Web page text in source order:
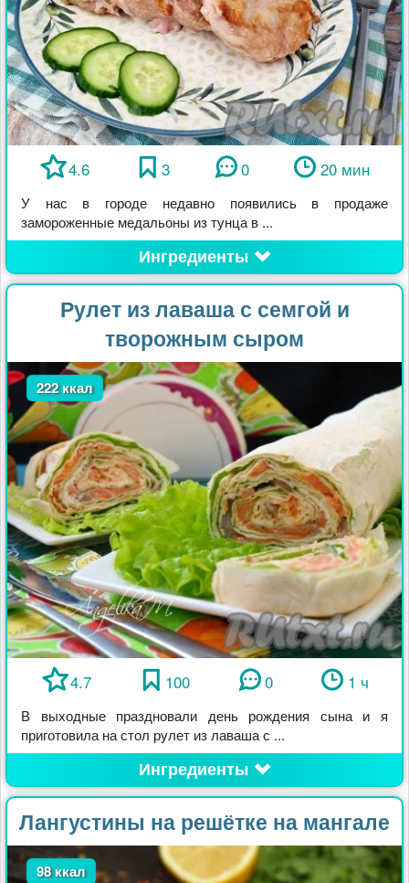
4.6 3 0 20 мин
У нас в городе недавно появились в продаже
замороженные медальоны из тунца в ...
Ингредиенты
Рулет из лаваша с семгой и
творожным сыром
222 ккал
4.7 100 0 1 ч
В выходные праздновали день рождения сына и я
приготовила на стол рулет из лаваша с ...
Ингредиенты
Лангустины на решётке на мангале
98 ккал